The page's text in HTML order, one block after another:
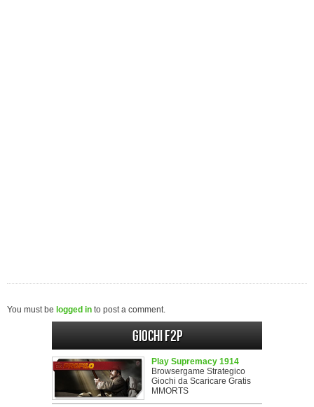
You must be logged in to post a comment.
Giochi F2P
Play Supremacy 1914
Browsergame Strategico
Giochi da Scaricare Gratis
MMORTS